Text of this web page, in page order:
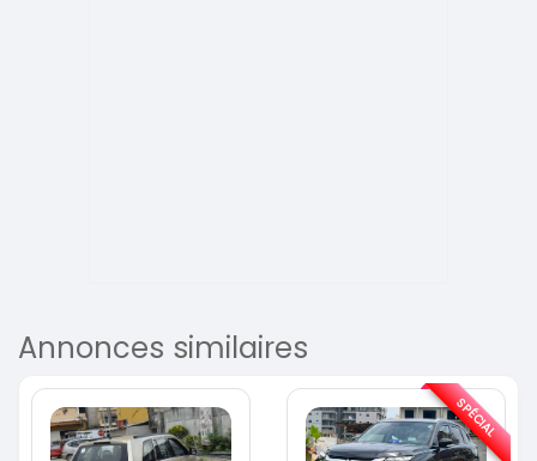
Annonces similaires
SPÉCIAL